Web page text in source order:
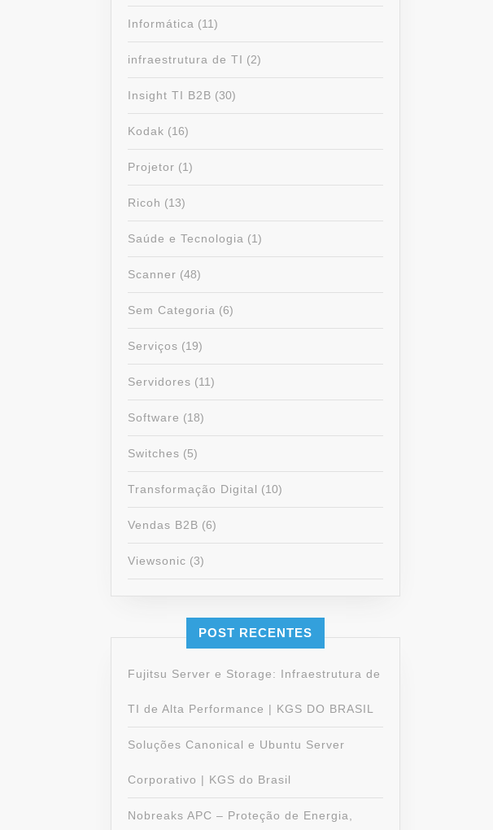
Informática (11)
infraestrutura de TI (2)
Insight TI B2B (30)
Kodak (16)
Projetor (1)
Ricoh (13)
Saúde e Tecnologia (1)
Scanner (48)
Sem Categoria (6)
Serviços (19)
Servidores (11)
Software (18)
Switches (5)
Transformação Digital (10)
Vendas B2B (6)
Viewsonic (3)
POST RECENTES
Fujitsu Server e Storage: Infraestrutura de
TI de Alta Performance | KGS DO BRASIL
Soluções Canonical e Ubuntu Server
Corporativo | KGS do Brasil
Nobreaks APC – Proteção de Energia,